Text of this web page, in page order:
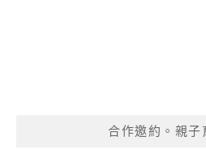
合作邀約。親子